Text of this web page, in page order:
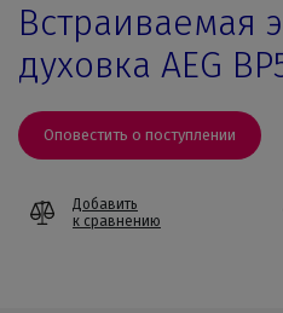
Встраиваемая
духовка AEG
Оповестить о поступлении
Добавить
к сравнению